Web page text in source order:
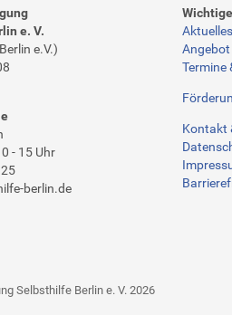
e. V.
e.V.)
- 15 Uhr
berlin.de
Aktuelles
Angebot
Termine
Kontakt
Selbsthilfe Berlin e. V. 2026